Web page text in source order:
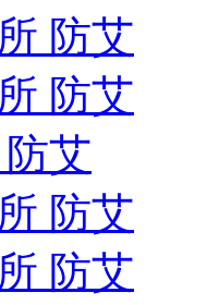
防艾
防艾
艾
防艾
防艾